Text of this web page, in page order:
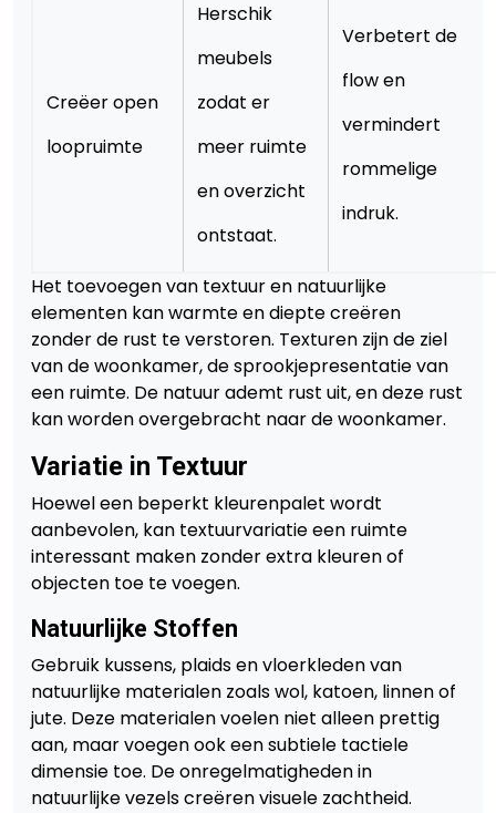
Creëer open
loopruimte
Herschik
meubels
zodat er
meer ruimte
en overzicht
ontstaat.
Verbetert de
flow en
vermindert
rommelige
indruk.
Het toevoegen van textuur en natuurlijke
elementen kan warmte en diepte creëren
zonder de rust te verstoren. Texturen zijn de ziel
van de woonkamer, de sprookjepresentatie van
een ruimte. De natuur ademt rust uit, en deze rust
kan worden overgebracht naar de woonkamer.
Variatie in Textuur
Hoewel een beperkt kleurenpalet wordt
aanbevolen, kan textuurvariatie een ruimte
interessant maken zonder extra kleuren of
objecten toe te voegen.
Natuurlijke Stoffen
Gebruik kussens, plaids en vloerkleden van
natuurlijke materialen zoals wol, katoen, linnen of
jute. Deze materialen voelen niet alleen prettig
aan, maar voegen ook een subtiele tactiele
dimensie toe. De onregelmatigheden in
natuurlijke vezels creëren visuele zachtheid.